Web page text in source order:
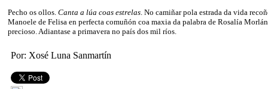
Pecho os ollos. Canta a lúa coas estrelas . No camiñar pola estrada da vida
Manoele de Felisa en perfecta comuñón coa maxia da palabra de Rosalía
precioso. Adiantase a primavera no país dos mil ríos.
Por: Xosé Luna Sanmartín